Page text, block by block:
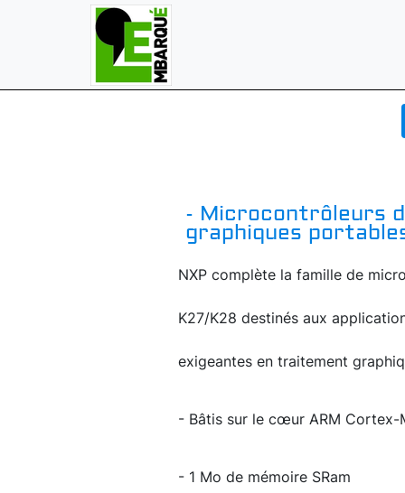
- Microcontrôleurs
graphiques
NXP complète la famille de
K27/K28 destinés aux
exigeantes en traitement
- Bâtis sur le cœur ARM Cortex-
- 1 Mo de mémoire SRam